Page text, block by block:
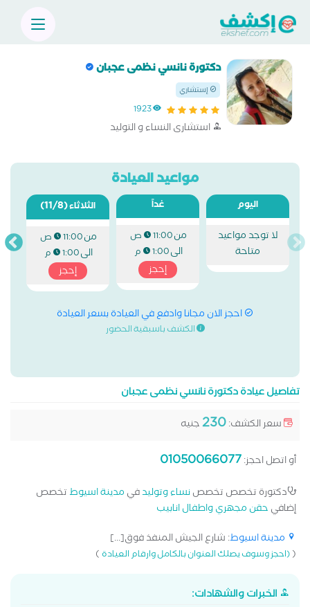
دكتورة نانسي نظمى عجبان
إستشاري
1923
استشارى النساء و التوليد
مواعيد العيادة
اليوم
لا توجد مواعيد
متاحة
غداً
من11:00 ص
الى1:00 م
إحجز
الثلاثاء(11/8)
من11:00 ص
الى1:00 م
إحجز
احجز الان مجانا وادفع في العيادة بسعر العيادة
الكشف باسبقية الحضور
تفاصيل عيادة دكتورة نانسي نظمى عجبان
سعر الكشف:230جنيه
أو اتصل احجز:01050066077
دكتورة تخصص تخصصنساء وتوليدفي مدينة اسيوطتخصص
إضافي حقن مجهري واطفال انابيب
مدينة اسيوط: شارع الجيش المنفذ فوق[...]
((احجز وسوف يصلك العنوان بالكامل وارقام العيادة)
الخبرات والشهادات: